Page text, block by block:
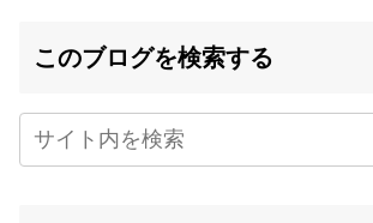
このブログを検索する